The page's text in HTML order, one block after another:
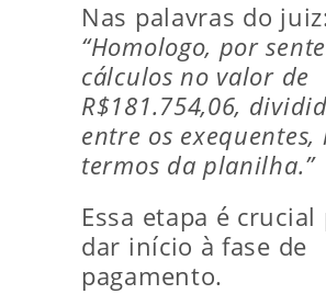
Nas palavras do
“Homologo, por
cálculos no valor de
R$181.754,06,
entre os exequentes,
termos da planilha.”
Essa etapa é crucial
dar início à fase de
pagamento.